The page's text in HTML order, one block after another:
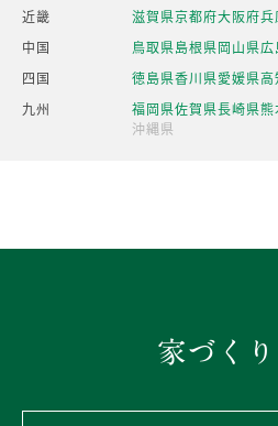
近畿
滋賀県京都府大阪府兵
中国
鳥取県島根県岡山県
四国
徳島県香川県愛媛県高
九州
福岡県佐賀県長崎県熊
沖縄県
家づく